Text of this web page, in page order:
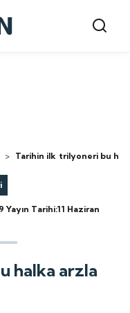
> Tarihin ilk trilyoneri bu
Yayın Tarihi:11 Haziran
halka arzla